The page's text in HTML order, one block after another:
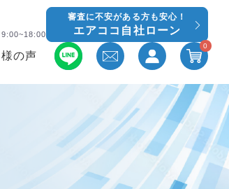
9:00~18:00
審査に不安がある方も安心！
エアココ自社ローン
の声
0